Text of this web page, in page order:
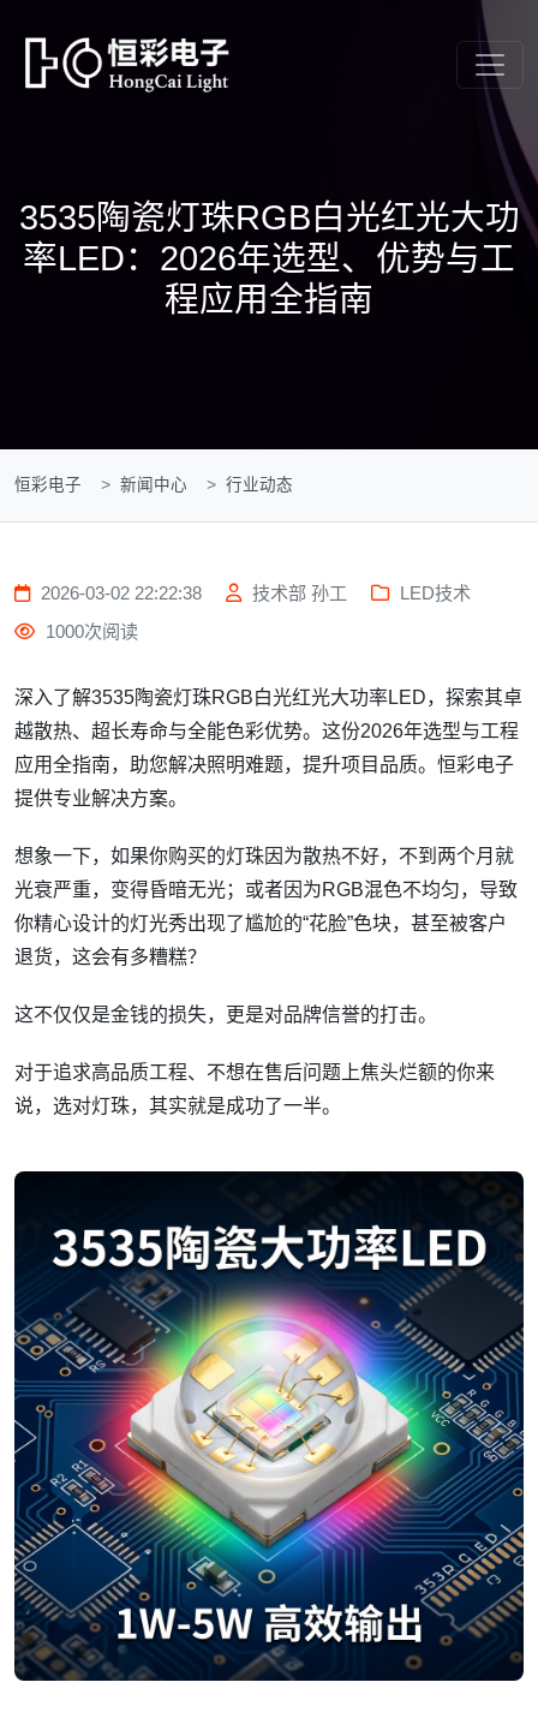
3535陶瓷灯珠RGB白光红光大功
率LED：2026年选型、优势与工
程应用全指南
恒彩电子 新闻中心 行业动态
2026-03-02 22:22:38 技术部 孙工
LED技术
1000次阅读
深入了解3535陶瓷灯珠RGB白光红光大功率LED，探索其卓
越散热、超长寿命与全能色彩优势。这份2026年选型与工程
应用全指南，助您解决照明难题，提升项目品质。恒彩电子
提供专业解决方案。
想象一下，如果你购买的灯珠因为散热不好，不到两个月就
光衰严重，变得昏暗无光；或者因为RGB混色不均匀，导致
你精心设计的灯光秀出现了尴尬的“花脸”色块，甚至被客户
退货，这会有多糟糕？
这不仅仅是金钱的损失，更是对品牌信誉的打击。
对于追求高品质工程、不想在售后问题上焦头烂额的你来
说，选对灯珠，其实就是成功了一半。